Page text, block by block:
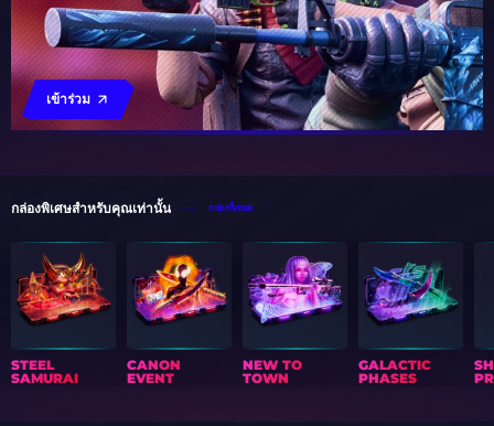
เข้าร่วม
กล่องพิเศษสำหรับคุณเท่านั้น กล่องทั้งหมด
STEEL
SAMURAI
CANON
EVENT
NEW TO
TOWN
GALACTIC
PHASES